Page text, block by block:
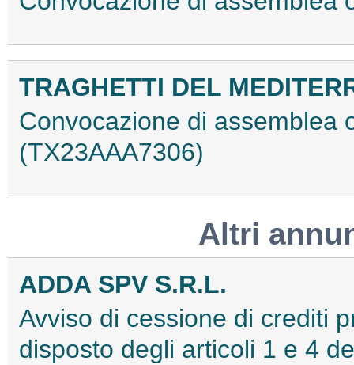
TRAGHETTI DEL
Convocazione di assemblea
(TX23AAA7306)
Altri
ADDA SPV S.R.L.
Avviso di cessione di crediti
disposto degli articoli 1 e 4